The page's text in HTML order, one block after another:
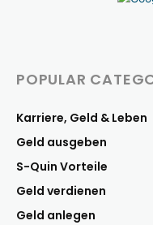
POPULAR
Karriere, Geld & Leben
Geld ausgeben
S-Quin Vorteile
Geld verdienen
Geld anlegen